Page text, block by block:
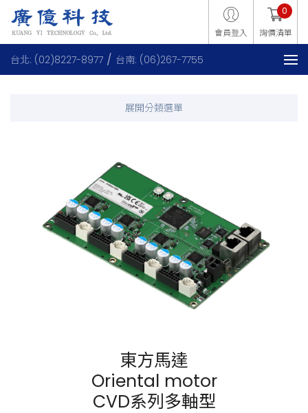
會員登入 詢價清單
0
台北: (02)8227-8977 台南: (06)267-7755
東方馬達
Oriental motor
CVD系列多軸型